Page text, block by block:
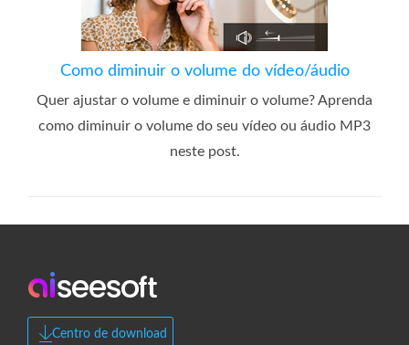
Como diminuir o volume do vídeo/áudio
Quer ajustar o volume e diminuir o volume? Aprenda
como diminuir o volume do seu vídeo ou áudio MP3
neste post.
Centro de download